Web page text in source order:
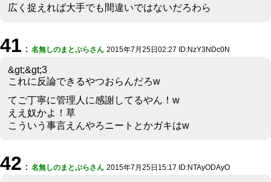
広く捉えれば大手でも間違いではないだろわら
41 ： 名無しのまとぷらさん 2015年7月25日02:27 ID:NzY3NDc0N
&gt;&gt;3
これに反論できるやつおらんだろw
てご丁寧に管理人に感謝してるやん！w
ええ奴かよ！草
こういう事言えんやろニートとかガキはw
42 ： 名無しのまとぷらさん 2015年7月25日15:17 ID:NTAyODAyO